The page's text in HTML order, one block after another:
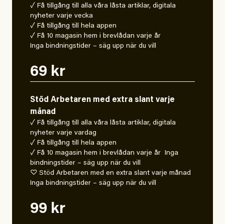
✓ Få tillgång till alla våra låsta artiklar, digitala
nyheter varje vecka
✓ Få tillgång till hela appen
✓ Få 10 magasin hem i brevlådan varje år
Inga bindningstider – säg upp när du vill
69 kr
Stöd Arbetaren med extra slant varje
månad
✓ Få tillgång till alla våra låsta artiklar, digitala
nyheter varje vardag
✓ Få tillgång till hela appen
✓ Få 10 magasin hem i brevlådan varje år Inga
bindningstider – säg upp när du vill
♡ Stöd Arbetaren med en extra slant varje månad
Inga bindningstider – säg upp när du vill
99 kr